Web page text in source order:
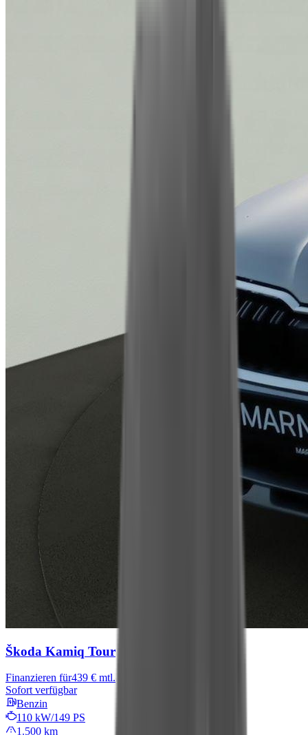
Škoda Kamiq Tour
Finanzieren für439 € mtl.
Sofort verfügbar
Benzin
110 kW/149 PS
1.500 km